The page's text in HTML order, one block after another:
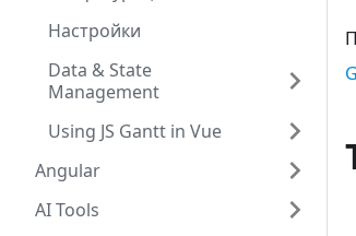
Настройки
Data & State
Management
Using JS Gantt in Vue
Angular
AI Tools